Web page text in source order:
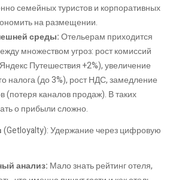
семейных туристов и корпоративных
на размещении.
среды:Отельерам приходится
множеством угроз: рост комиссий
Путешествия +2%), увеличение
налога (до 3%), рост НДС, замедление
(потеря каналов продаж). В таких
о прибыли сложно.
(Getloyalty): Удержание через цифровую
анализ: Мало знать рейтинг отеля,